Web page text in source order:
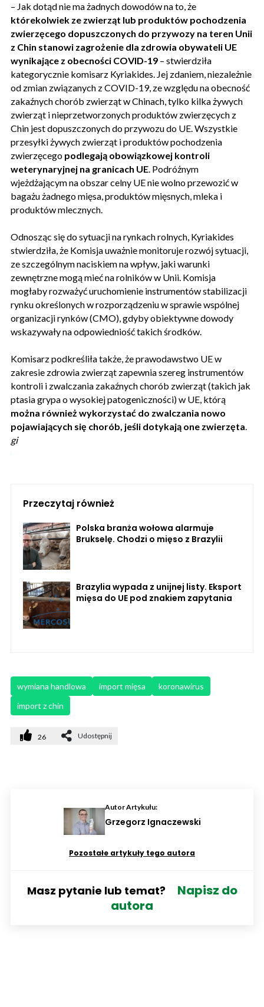
– Jak dotąd nie ma żadnych dowodów na to, że
którekolwiek ze zwierząt lub produktów pochodzenia
zwierzęcego dopuszczonych do przywozy na teren Unii
z Chin stanowi zagrożenie dla zdrowia obywateli UE
wynikające z obecności COVID-19 – stwierdziła
kategorycznie komisarz Kyriakides. Jej zdaniem, niezależnie
od zmian związanych z COVID-19, ze względu na obecność
zakaźnych chorób zwierząt w Chinach, tylko kilka żywych
zwierząt i nieprzetworzonych produktów zwierzęcych z
Chin jest dopuszczonych do przywozu do UE. Wszystkie
przesyłki żywych zwierząt i produktów pochodzenia
zwierzęcego podlegają obowiązkowej kontroli
weterynaryjnej na granicach UE. Podróżnym
wjeżdżającym na obszar celny UE nie wolno przewozić w
bagażu żadnego mięsa, produktów mięsnych, mleka i
produktów mlecznych.
Odnosząc się do sytuacji na rynkach rolnych, Kyriakides
stwierdziła, że Komisja uważnie monitoruje rozwój sytuacji,
ze szczególnym naciskiem na wpływ, jaki warunki
zewnętrzne mogą mieć na rolników w Unii. Komisja
mogłaby rozważyć uruchomienie instrumentów stabilizacji
rynku określonych w rozporządzeniu w sprawie wspólnej
organizacji rynków (CMO), gdyby obiektywne dowody
wskazywały na odpowiedniość takich środków.
Komisarz podkreśliła także, że prawodawstwo UE w
zakresie zdrowia zwierząt zapewnia szereg instrumentów
kontroli i zwalczania zakaźnych chorób zwierząt (takich jak
ptasia grypa o wysokiej patogeniczności) w UE, którą
można również wykorzystać do zwalczania nowo
pojawiających się chorób, jeśli dotykają one zwierzęta.
gi
Przeczytaj również
Polska branża wołowa alarmuje
Brukselę. Chodzi o mięso z Brazylii
Brazylia wypada z unijnej listy. Eksport
mięsa do UE pod znakiem zapytania
wymiana handlowa import mięsa
koronawirus
import z chin
26 Udostępnij
Autor Artykułu:
Grzegorz Ignaczewski
Pozostałe artykuły tego autora
Masz pytanie lub temat?
Napisz do
autora